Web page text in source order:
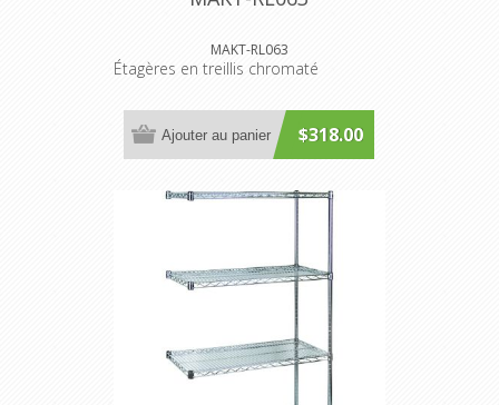
MAKT-RL063
Étagères en treillis chromaté
$318.00
Ajouter au panier